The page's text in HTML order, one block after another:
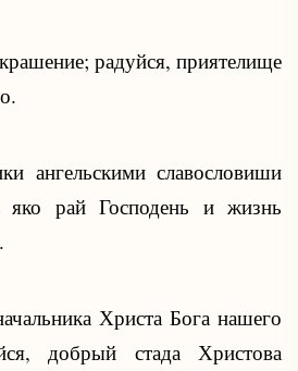
радуйся, приятелище
ангельскими славословиши
яко рай Господень и жизнь
Христа Бога нашего
добрый стада Христова